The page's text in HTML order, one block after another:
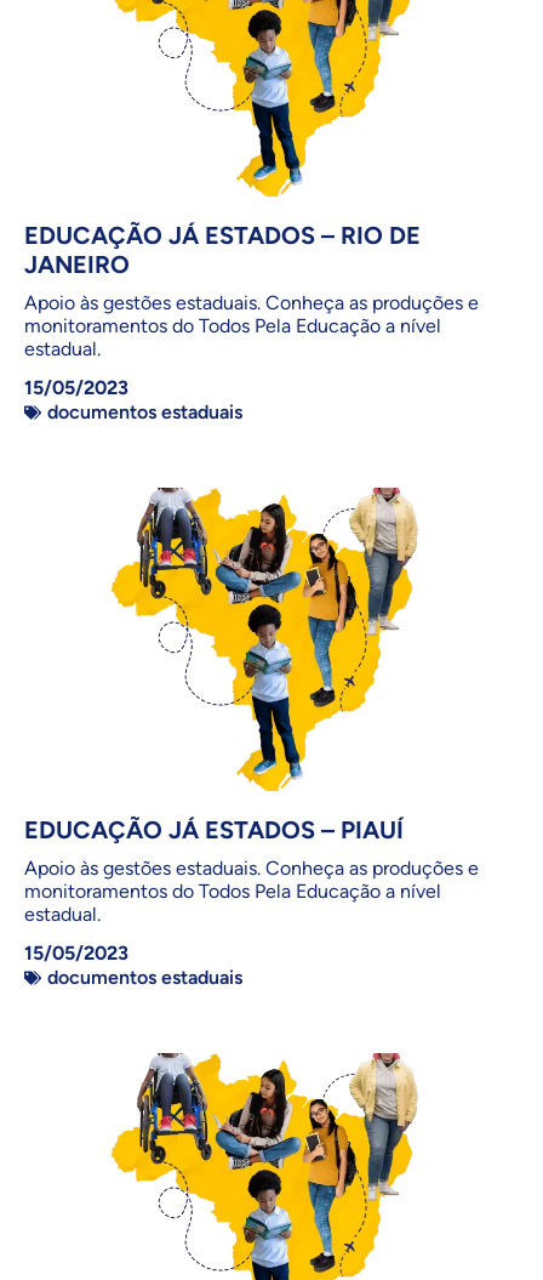
EDUCAÇÃO JÁ ESTADOS – RIO DE
JANEIRO
Apoio às gestões estaduais. Conheça as produções e
monitoramentos do Todos Pela Educação a nível
estadual.
15/05/2023
documentos estaduais
EDUCAÇÃO JÁ ESTADOS – PIAUÍ
Apoio às gestões estaduais. Conheça as produções e
monitoramentos do Todos Pela Educação a nível
estadual.
15/05/2023
documentos estaduais